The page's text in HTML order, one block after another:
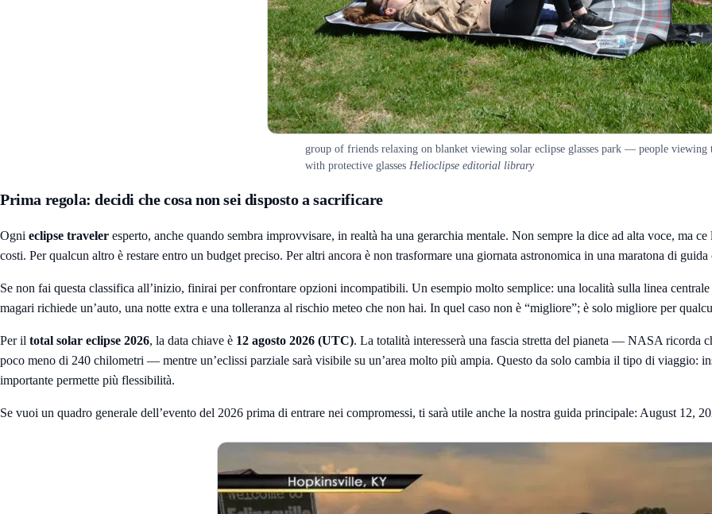
group of friends relaxing on blanket viewing solar eclipse glasses park — people viewing
with protective glasses Helioclipse editorial library
Prima regola: decidi che cosa non sei disposto a sacrificare
Ogni eclipse traveler esperto, anche quando sembra improvvisare, in realtà ha una gerarchia mentale. Non sempre la dice ad alta voce, ma
costi. Per qualcun altro è restare entro un budget preciso. Per altri ancora è non trasformare una giornata astronomica in una maratona di
Se non fai questa classifica all’inizio, finirai per confrontare opzioni incompatibili. Un esempio molto semplice: una località sulla linea
magari richiede un’auto, una notte extra e una tolleranza al rischio meteo che non hai. In quel caso non è “migliore”; è solo migliore per
Per il total solar eclipse 2026, la data chiave è 12 agosto 2026 (UTC). La totalità interesserà una fascia stretta del pianeta — NASA ricorda
poco meno di 240 chilometri — mentre un’eclissi parziale sarà visibile su un’area molto più ampia. Questo da solo cambia il tipo di viaggio:
importante permette più flessibilità.
Se vuoi un quadro generale dell’evento del 2026 prima di entrare nei compromessi, ti sarà utile anche la nostra guida principale: August 12,